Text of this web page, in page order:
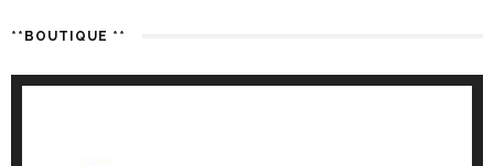
**BOUTIQUE **